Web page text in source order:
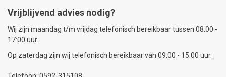
Vrijblijvend advies nodig?
Wij zijn maandag t/m vrijdag telefonisch bereikbaar tussen 08:00 -
17:00 uur.
Op zaterdag zijn wij telefonisch bereikbaar van 09:00 - 15:00 uur.